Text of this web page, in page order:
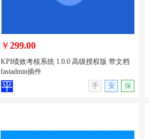
无演示
￥299.00
KPI绩效考核系统 1.0.0 高级授权版 带文档
fastadmin插件
手
安 保